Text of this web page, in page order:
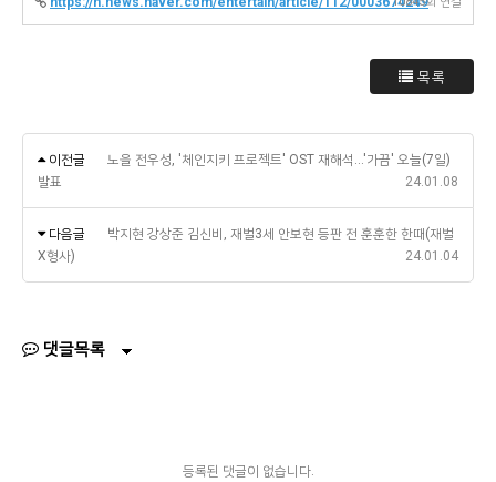
목록
이전글
노을 전우성, '체인지키 프로젝트' OST 재해석…'가끔' 오늘(7일)
발표
24.01.08
다음글
박지현 강상준 김신비, 재벌3세 안보현 등판 전 훈훈한 한때(재벌
X형사)
24.01.04
댓글목록
등록된 댓글이 없습니다.